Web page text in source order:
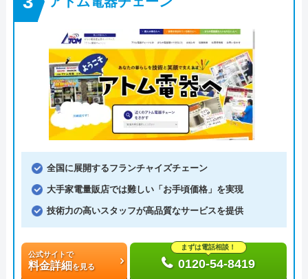
全国に展開するフランチャイズチェーン
大手家電量販店では難しい「お手頃価格」を実現
技術力の高いスタッフが高品質なサービスを提供
公式サイトで
料金詳細 を見る
まずは電話相談！
0120-54-8419